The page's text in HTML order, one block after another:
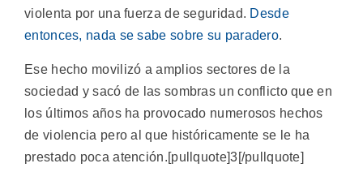
violenta por una fuerza de seguridad. Desde
entonces, nada se sabe sobre su paradero.
Ese hecho movilizó a amplios sectores de la
sociedad y sacó de las sombras un conflicto que en
los últimos años ha provocado numerosos hechos
de violencia pero al que históricamente se le ha
prestado poca atención.[pullquote]3[/pullquote]